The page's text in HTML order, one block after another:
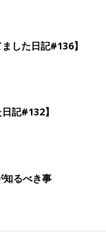
した日記#136】
記#132】
知るべき事